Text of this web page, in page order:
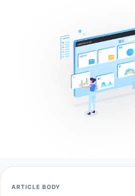
ARTICLE BODY